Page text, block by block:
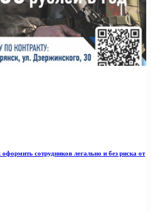
сотрудников легально и без риска от